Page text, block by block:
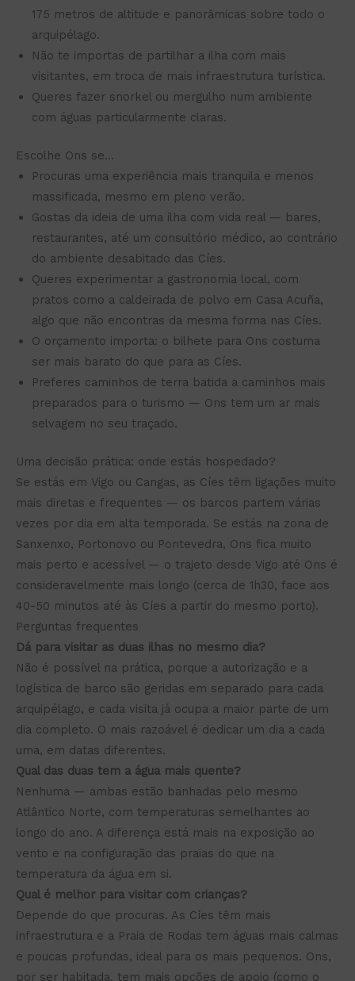
175 metros de altitude e panorâmicas sobre todo o
arquipélago.
Não te importas de partilhar a ilha com mais
visitantes, em troca de mais infraestrutura turística.
Queres fazer snorkel ou mergulho num ambiente
com águas particularmente claras.
Escolhe Ons se…
Procuras uma experiência mais tranquila e menos
massificada, mesmo em pleno verão.
Gostas da ideia de uma ilha com vida real — bares,
restaurantes, até um consultório médico, ao contrário
do ambiente desabitado das Cíes.
Queres experimentar a gastronomia local, com
pratos como a caldeirada de polvo em Casa Acuña,
algo que não encontras da mesma forma nas Cíes.
O orçamento importa: o bilhete para Ons costuma
ser mais barato do que para as Cíes.
Preferes caminhos de terra batida a caminhos mais
preparados para o turismo — Ons tem um ar mais
selvagem no seu traçado.
Uma decisão prática: onde estás hospedado?
Se estás em Vigo ou Cangas, as Cíes têm ligações muito
mais diretas e frequentes — os barcos partem várias
vezes por dia em alta temporada. Se estás na zona de
Sanxenxo, Portonovo ou Pontevedra, Ons fica muito
mais perto e acessível — o trajeto desde Vigo até Ons é
consideravelmente mais longo (cerca de 1h30, face aos
40-50 minutos até às Cíes a partir do mesmo porto).
Perguntas frequentes
Dá para visitar as duas ilhas no mesmo dia?
Não é possível na prática, porque a autorização e a
logística de barco são geridas em separado para cada
arquipélago, e cada visita já ocupa a maior parte de um
dia completo. O mais razoável é dedicar um dia a cada
uma, em datas diferentes.
Qual das duas tem a água mais quente?
Nenhuma — ambas estão banhadas pelo mesmo
Atlântico Norte, com temperaturas semelhantes ao
longo do ano. A diferença está mais na exposição ao
vento e na configuração das praias do que na
temperatura da água em si.
Qual é melhor para visitar com crianças?
Depende do que procuras. As Cíes têm mais
infraestrutura e a Praia de Rodas tem águas mais calmas
e poucas profundas, ideal para os mais pequenos. Ons,
por ser habitada, tem mais opções de apoio (como o